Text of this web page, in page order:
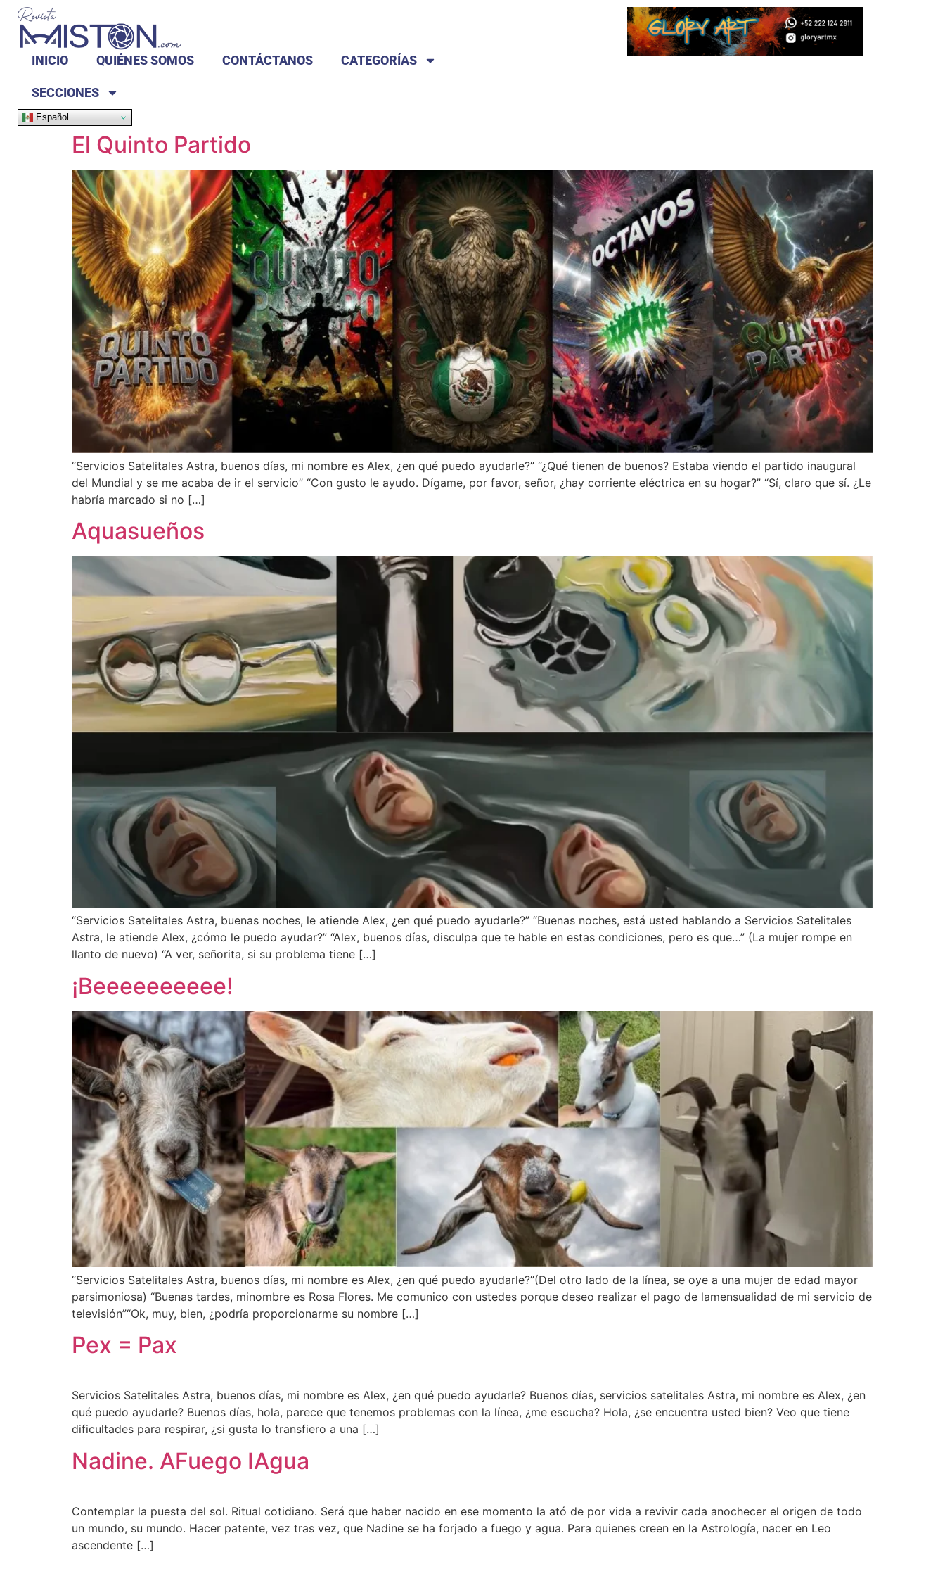
INICIO QUIÉNES SOMOS CONTÁCTANOS CATEGORÍAS
SECCIONES
Español
El Quinto Partido
“Servicios Satelitales Astra, buenos días, mi nombre es Alex, ¿en qué puedo ayudarle?” “¿Qué tienen de buenos? Estaba viendo el partido inaugural
del Mundial y se me acaba de ir el servicio” “Con gusto le ayudo. Dígame, por favor, señor, ¿hay corriente eléctrica en su hogar?” “Sí, claro que sí. ¿Le
habría marcado si no […]
Aquasueños
“Servicios Satelitales Astra, buenas noches, le atiende Alex, ¿en qué puedo ayudarle?” “Buenas noches, está usted hablando a Servicios Satelitales
Astra, le atiende Alex, ¿cómo le puedo ayudar?” “Alex, buenos días, disculpa que te hable en estas condiciones, pero es que…” (La mujer rompe en
llanto de nuevo) “A ver, señorita, si su problema tiene […]
¡Beeeeeeeeee!
“Servicios Satelitales Astra, buenos días, mi nombre es Alex, ¿en qué puedo ayudarle?”(Del otro lado de la línea, se oye a una mujer de edad mayor
parsimoniosa) “Buenas tardes, minombre es Rosa Flores. Me comunico con ustedes porque deseo realizar el pago de lamensualidad de mi servicio de
televisión”“Ok, muy, bien, ¿podría proporcionarme su nombre […]
Pex = Pax
Servicios Satelitales Astra, buenos días, mi nombre es Alex, ¿en qué puedo ayudarle? Buenos días, servicios satelitales Astra, mi nombre es Alex, ¿en
qué puedo ayudarle? Buenos días, hola, parece que tenemos problemas con la línea, ¿me escucha? Hola, ¿se encuentra usted bien? Veo que tiene
dificultades para respirar, ¿si gusta lo transfiero a una […]
Nadine. AFuego IAgua
Contemplar la puesta del sol. Ritual cotidiano. Será que haber nacido en ese momento la ató de por vida a revivir cada anochecer el origen de todo
un mundo, su mundo. Hacer patente, vez tras vez, que Nadine se ha forjado a fuego y agua. Para quienes creen en la Astrología, nacer en Leo
ascendente […]